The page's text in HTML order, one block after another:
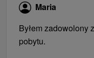
Maria
Byłem zadowolony
pobytu.